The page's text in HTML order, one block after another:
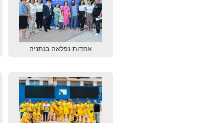
אחדות נפלאה בנתניה